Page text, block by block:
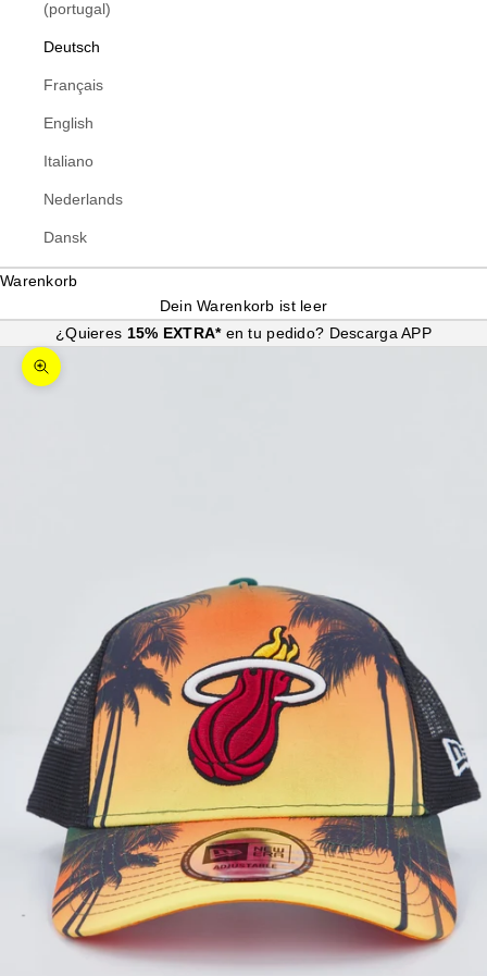
(portugal)
Deutsch
Français
English
Italiano
Nederlands
Dansk
Warenkorb
Dein Warenkorb ist leer
¿Quieres 15% EXTRA* en tu pedido? Descarga APP
Bild vergrößern